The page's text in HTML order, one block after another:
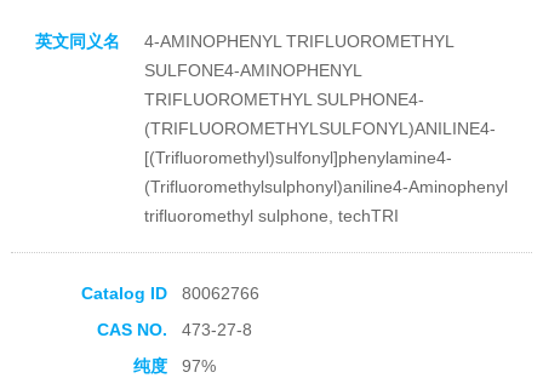
收藏产品
英文同义名
4-AMINOPHENYL TRIFLUOROMETHYL
SULFONE4-AMINOPHENYL
TRIFLUOROMETHYL SULPHONE4-
(TRIFLUOROMETHYLSULFONYL)ANILINE4-
[(Trifluoromethyl)sulfonyl]phenylamine4-
(Trifluoromethylsulphonyl)aniline4-Aminophenyl
trifluoromethyl sulphone, techTRI
Catalog ID
80062766
CAS NO.
473-27-8
纯度
97%